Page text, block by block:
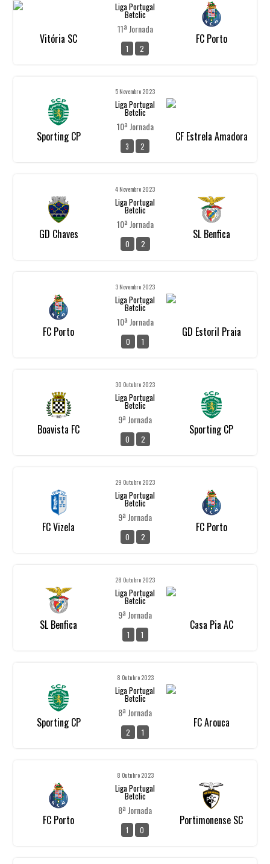
Vitória SC
Liga Portugal
Betclic
11ª Jornada
1 2
FC Porto
Sporting CP
5 Novembro 2023
Liga Portugal
Betclic
10ª Jornada
3 2
CF Estrela Amadora
GD Chaves
4 Novembro 2023
Liga Portugal
Betclic
10ª Jornada
0 2
SL Benfica
FC Porto
3 Novembro 2023
Liga Portugal
Betclic
10ª Jornada
0 1
GD Estoril Praia
Boavista FC
30 Outubro 2023
Liga Portugal
Betclic
9ª Jornada
0 2
Sporting CP
FC Vizela
29 Outubro 2023
Liga Portugal
Betclic
9ª Jornada
0 2
FC Porto
SL Benfica
28 Outubro 2023
Liga Portugal
Betclic
9ª Jornada
1 1
Casa Pia AC
Sporting CP
8 Outubro 2023
Liga Portugal
Betclic
8ª Jornada
2 1
FC Arouca
FC Porto
8 Outubro 2023
Liga Portugal
Betclic
8ª Jornada
1 0
Portimonense SC